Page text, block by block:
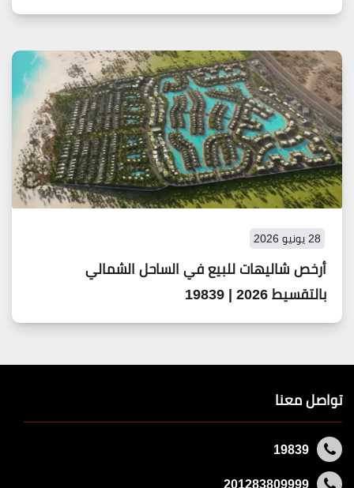
28 يونيو 2026
أرخص شاليهات للبيع في الساحل الشمالي
بالتقسيط 2026 | 19839
تواصل معنا
19839